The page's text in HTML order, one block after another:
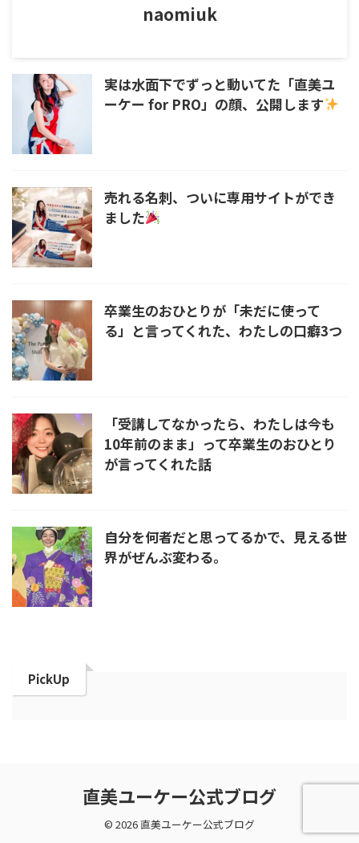
naomiuk
実は水面下でずっと動いてた「直美ユ
ーケー for PRO」の顔、公開します
売れる名刺、ついに専用サイトができ
ました
卒業生のおひとりが「未だに使って
る」と言ってくれた、わたしの口癖3つ
「受講してなかったら、わたしは今も
10年前のまま」って卒業生のおひとり
が言ってくれた話
自分を何者だと思ってるかで、見える世
界がぜんぶ変わる。
PickUp
直美ユーケー公式ブログ
© 2026 直美ユーケー公式ブログ